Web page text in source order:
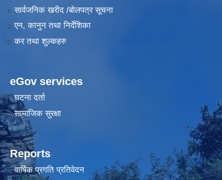
सार्वजनिक खरीद /बोलपत्र सूचना
एन, कानुन तथा निर्देशिका
कर तथा शुल्कहरु
eGov services
घटना दर्ता
सामाजिक सुरक्षा
Reports
वार्षिक प्रगति प्रतिवेदन